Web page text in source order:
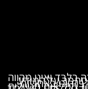
ואינו מהווה
על המידע
הינו באחריות
המלצות מטיילים